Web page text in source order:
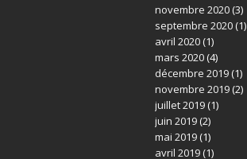
novembre 2020(3)
septembre 2020(1)
avril 2020(1)
mars 2020(4)
décembre 2019(1)
novembre 2019(2)
juillet 2019(1)
juin 2019(2)
mai 2019(1)
avril 2019(1)